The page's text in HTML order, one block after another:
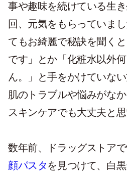
事や趣味を続けている生
回、元気をもらっていま
てもお綺麗で秘訣を聞く
です」とか「化粧水以外
ん。」と手をかけていな
肌のトラブルや悩みがな
スキンケアでも大丈夫と思
数年前、ドラッグストア
顔パスタを見つけて、白